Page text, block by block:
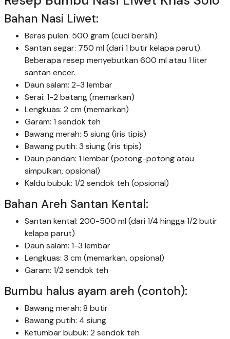
Bahan Nasi Liwet:
Beras pulen: 500 gram (cuci bersih)
Santan segar: 750 ml (dari 1 butir kelapa parut).
Beberapa resep menyebutkan 600 ml atau 1 liter
santan encer.
Daun salam: 2-3 lembar
Serai: 1-2 batang (memarkan)
Lengkuas: 2 cm (memarkan)
Garam: 1 sendok teh
Bawang merah: 5 siung (iris tipis)
Bawang putih: 3 siung (iris tipis)
Daun pandan: 1 lembar (potong-potong atau
simpulkan, opsional)
Kaldu bubuk: 1/2 sendok teh (opsional)
Bahan Areh Santan Kental:
Santan kental: 200-500 ml (dari 1/4 hingga 1/2 butir
kelapa parut)
Daun salam: 1-3 lembar
Lengkuas: 3 cm (memarkan, opsional)
Garam: 1/2 sendok teh
Bumbu halus ayam areh (contoh):
Bawang merah: 8 butir
Bawang putih: 4 siung
Ketumbar bubuk: 2 sendok teh